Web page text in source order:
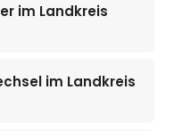
im Landkreis
im Landkreis